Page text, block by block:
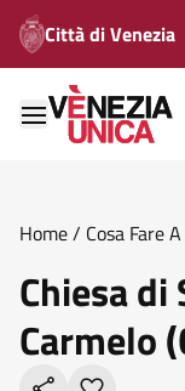
Città di Venezia
Home/ Cosa Fare
Chiesa
Carmelo